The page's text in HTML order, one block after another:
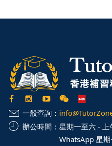
一般查詢：
辦公時間： 星期一至六 -
WhatsApp 星